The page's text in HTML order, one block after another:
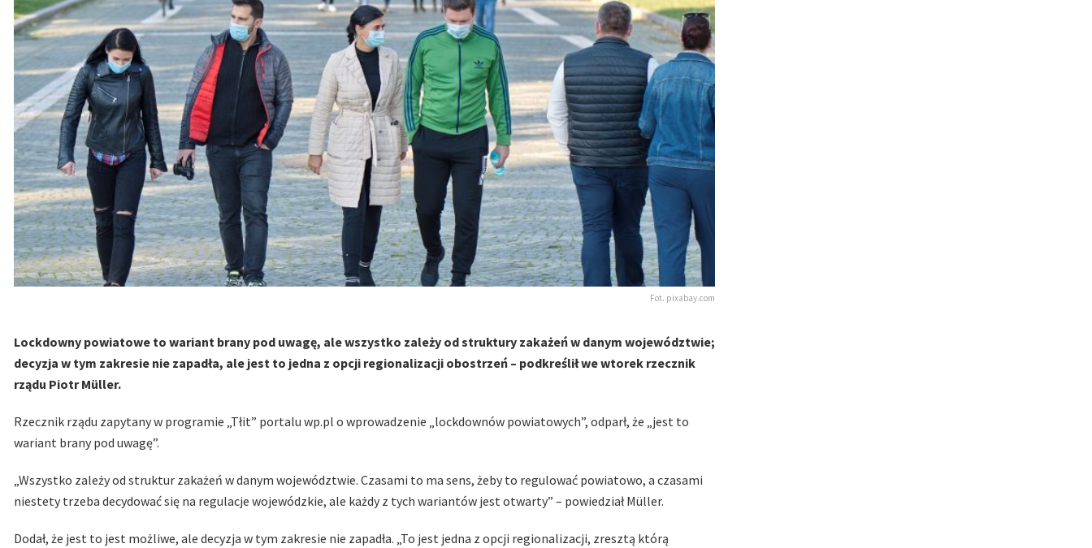
Fot. pixabay.com
Lockdowny powiatowe to wariant brany pod uwagę, ale wszystko zależy od struktury zakażeń w danym województwie;
decyzja w tym zakresie nie zapadła, ale jest to jedna z opcji regionalizacji obostrzeń – podkreślił we wtorek rzecznik
rządu Piotr Müller.
Rzecznik rządu zapytany w programie „Tłit” portalu wp.pl o wprowadzenie „lockdownów powiatowych”, odparł, że „jest to
wariant brany pod uwagę”.
„Wszystko zależy od struktur zakażeń w danym województwie. Czasami to ma sens, żeby to regulować powiatowo, a czasami
niestety trzeba decydować się na regulacje wojewódzkie, ale każdy z tych wariantów jest otwarty” – powiedział Müller.
Dodał, że jest to jest możliwe, ale decyzja w tym zakresie nie zapadła. „To jest jedna z opcji regionalizacji, zresztą którą